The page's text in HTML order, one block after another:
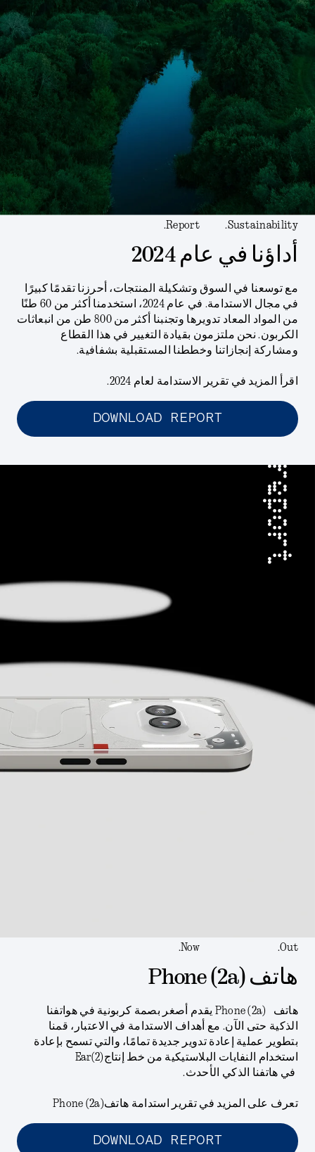
Sustainability.
Report.
أداؤنا في عام 2024
مع توسعنا في السوق وتشكيلة المنتجات، أحرزنا تقدمًا كبيرًا
في مجال الاستدامة. في عام 2024، استخدمنا أكثر من 60 طنًا
من المواد المعاد تدويرها وتجنبنا أكثر من 800 طن من انبعاثات
الكربون. نحن ملتزمون بقيادة التغيير في هذا القطاع
ومشاركة إنجازاتنا وخططنا المستقبلية بشفافية.
اقرأ المزيد في تقرير الاستدامة لعام 2024.
DOWNLOAD REPORT
report
Out.
Now.
هاتف (Phone (2a
هاتف (Phone (2a يقدم أصغر بصمة كربونية في هواتفنا
الذكية حتى الآن. مع أهداف الاستدامة في الاعتبار، قمنا
بتطوير عملية إعادة تدوير جديدة تمامًا، والتي تسمح بإعادة
استخدام النفايات البلاستيكية من خط إنتاج(Ear(2
في هاتفنا الذكي الأحدث.
تعرف على المزيد في تقرير استدامة هاتف(Phone (2a
DOWNLOAD REPORT